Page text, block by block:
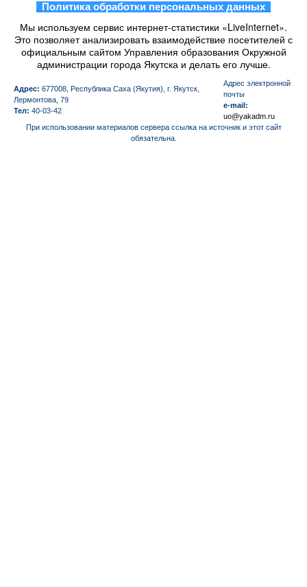
Политика обработки персональных данных
Мы используем сервис интернет-статистики «LiveInternet».
Это позволяет анализировать взаимодействие посетителей с
официальным сайтом Управления образования Окружной
администрации города Якутска и делать его лучше.
Адрес: 677008, Республика Саха (Якутия), г. Якутск,
Лермонтова, 79
Тел: 40-03-42
Aдрес электронной
почты
e-mail:
uo@yakadm.ru
При использовании материалов сервера ссылка на источник и этот сайт
обязательна.